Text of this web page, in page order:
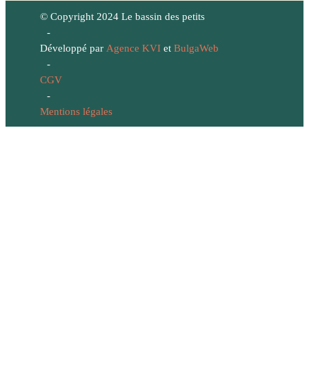
© Copyright 2024 Le bassin des petits
-
Développé par Agence KVIet BulgaWeb
-
CGV
-
Mentions légales